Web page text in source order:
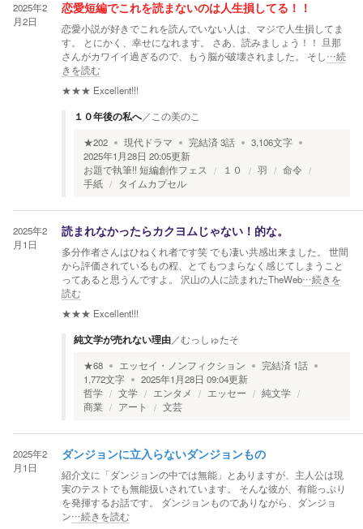
2025年2
月2日
恋愛短編でこれを読まないのは人生損してる！！
恋愛小説が好きでこれを読んでいない人は、マジで人生損してま
す。 とにかく、幸せになれます。 さあ、読みましょう！！ 旦那
さんがカワイイ過ぎるので、もう脳が破壊されました。 そし…続
きを読む
★★★ Excellent!!!
１０年後の私へ／ この美のこ
★202 現代ドラマ 完結済3話 3,106文字
2025年1月28日 20:05更新
お題で執筆!! 短編創作フェス
１０ 羽
命令
手紙
タイムカプセル
2025年2
月1日
読まれなかったらカクヨムじゃない！的な。
多分作者さんはひねくれ者です笑 でも凄い共感出来ました。 世間
から評価されているもの程、とてもつまらなく感じてしまうこと
ってあると思うんですよ。 沢山の人に読まれたTheWeb…続きを
読む
★★★ Excellent!!!
純文学が売れない理由／むっしゅたそ
★68 エッセイ・ノンフィクション 完結済 1話
1,772文字 2025年1月28日 09:04更新
哲学
文学 エンタメ エッセー
純文学
商業
アート 文芸
2025年2
月1日
ダンジョンに立入らないダンジョンもの
紹介文に「ダンジョンの中では無能」とありますが、主人公は現
実のテストでも無能扱いされています。 そんな彼が、有能っぷり
を発揮するお話です。 ダンジョンものでありながら、ダンジョ
ン…続きを読む